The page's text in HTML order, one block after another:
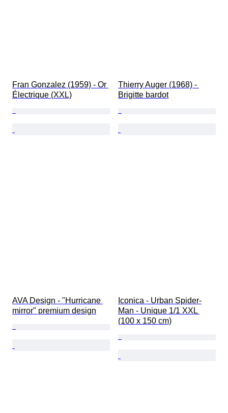
Fran Gonzalez (1959) - Or
Électrique (XXL)
Thierry Auger (1968) -
Brigitte bardot
AVA Design - "Hurricane
mirror" premium design
Iconica - Urban Spider-
Man - Unique 1/1 XXL
(100 x 150 cm)